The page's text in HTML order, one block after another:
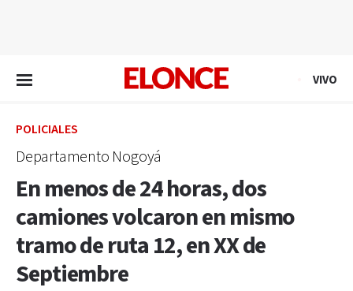
VIVO
POLICIALES
Departamento Nogoyá
En menos de 24 horas, dos
camiones volcaron en mismo
tramo de ruta 12, en XX de
Septiembre